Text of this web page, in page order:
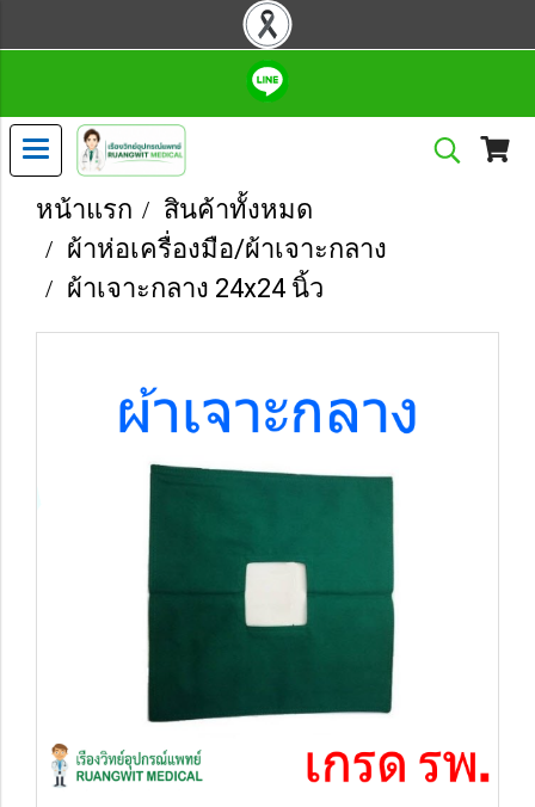
หน้าแรก
สินค้าทั้งหมด
ผ้าห่อเครื่องมือ/ผ้าเจาะกลาง
ผ้าเจาะกลาง 24x24 นิ้ว